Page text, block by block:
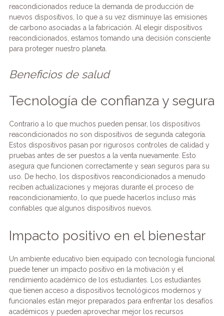
reacondicionados reduce la demanda de producción de
nuevos dispositivos, lo que a su vez disminuye las emisiones
de carbono asociadas a la fabricación. Al elegir dispositivos
reacondicionados, estamos tomando una decisión consciente
para proteger nuestro planeta.
Beneficios de salud
Tecnología de confianza y segura
Contrario a lo que muchos pueden pensar, los dispositivos
reacondicionados no son dispositivos de segunda categoría.
Estos dispositivos pasan por rigurosos controles de calidad y
pruebas antes de ser puestos a la venta nuevamente. Esto
asegura que funcionen correctamente y sean seguros para su
uso. De hecho, los dispositivos reacondicionados a menudo
reciben actualizaciones y mejoras durante el proceso de
reacondicionamiento, lo que puede hacerlos incluso más
confiables que algunos dispositivos nuevos.
Impacto positivo en el bienestar
Un ambiente educativo bien equipado con tecnología funcional
puede tener un impacto positivo en la motivación y el
rendimiento académico de los estudiantes. Los estudiantes
que tienen acceso a dispositivos tecnológicos modernos y
funcionales están mejor preparados para enfrentar los desafíos
académicos y pueden aprovechar mejor los recursos